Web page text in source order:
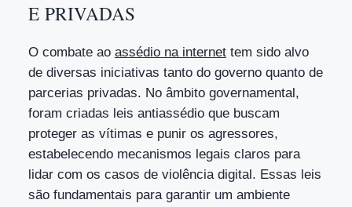
E PRIVADAS
O combate ao assédio na internettem sido alvo
de diversas iniciativas tanto do governo quanto de
parcerias privadas. No âmbito governamental,
foram criadas leis antiassédio que buscam
proteger as vítimas e punir os agressores,
estabelecendo mecanismos legais claros para
lidar com os casos de violência digital. Essas leis
são fundamentais para garantir um ambiente